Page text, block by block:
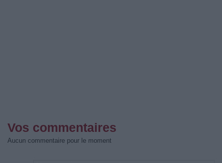
Vos commentaires
Aucun commentaire pour le moment